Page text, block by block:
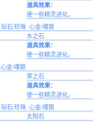
道具效果：
使一些精灵进化。
钻石/珍珠 心金/魂银
水之石
道具效果：
使一些精灵进化。
心金/魂银
草之石
道具效果：
使一些精灵进化。
钻石/珍珠 心金/魂银
太阳石